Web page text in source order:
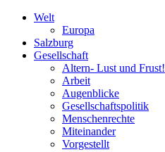
Welt
Europa
Salzburg
Gesellschaft
Altern- Lust und Frust!
Arbeit
Augenblicke
Gesellschaftspolitik
Menschenrechte
Miteinander
Vorgestellt